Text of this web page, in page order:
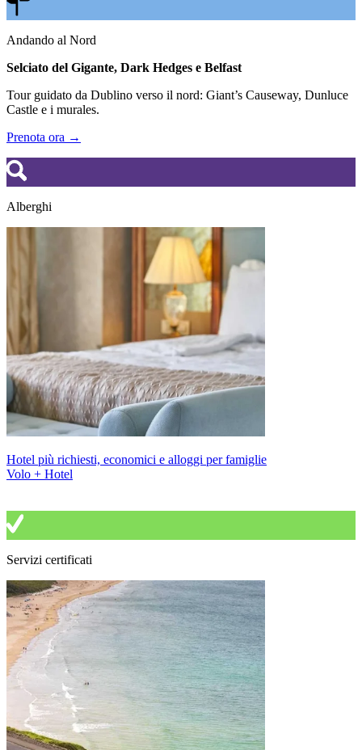
Andando al Nord
Selciato del Gigante, Dark Hedges e Belfast
Tour guidato da Dublino verso il nord: Giant’s Causeway, Dunluce
Castle e i murales.
Prenota ora →
Alberghi
Hotel più richiesti, economici e alloggi per famiglie
Volo + Hotel
Servizi certificati